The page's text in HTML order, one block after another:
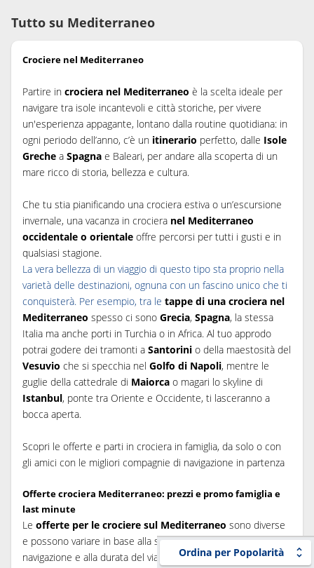
Ordina per Popolarità
Tutto su Mediterraneo
Crociere nel Mediterraneo
Partire in crociera nel Mediterraneo è la scelta ideale per
navigare tra isole incantevoli e città storiche, per vivere
un'esperienza appagante, lontano dalla routine quotidiana: in
ogni periodo dell’anno, c’è un itinerario perfetto, dalle Isole
Greche a Spagna e Baleari, per andare alla scoperta di un
mare ricco di storia, bellezza e cultura.
Che tu stia pianificando una crociera estiva o un’escursione
invernale, una vacanza in crociera nel Mediterraneo
occidentale o orientale offre percorsi per tutti i gusti e in
qualsiasi stagione.
La vera bellezza di un viaggio di questo tipo sta proprio nella
varietà delle destinazioni, ognuna con un fascino unico che ti
conquisterà. Per esempio, tra le tappe di una crociera nel
Mediterraneo spesso ci sono Grecia, Spagna, la stessa
Italia ma anche porti in Turchia o in Africa. Al tuo approdo
potrai godere dei tramonti a Santorini o della maestosità del
Vesuvio che si specchia nel Golfo di Napoli, mentre le
guglie della cattedrale di Maiorca o magari lo skyline di
Istanbul, ponte tra Oriente e Occidente, ti lasceranno a
bocca aperta.
Scopri le offerte e parti in crociera in famiglia, da solo o con
gli amici con le migliori compagnie di navigazione in partenza
Offerte crociera Mediterraneo: prezzi e promo famiglia e
last minute
Le offerte per le crociere sul Mediterraneo sono diverse
e possono variare in base alla stagione, alle compagnie di
navigazione e alla durata del viaggio.